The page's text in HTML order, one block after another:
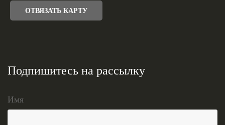
ОТВЯЗАТЬ КАРТУ
Подпишитесь на рассылку
Имя